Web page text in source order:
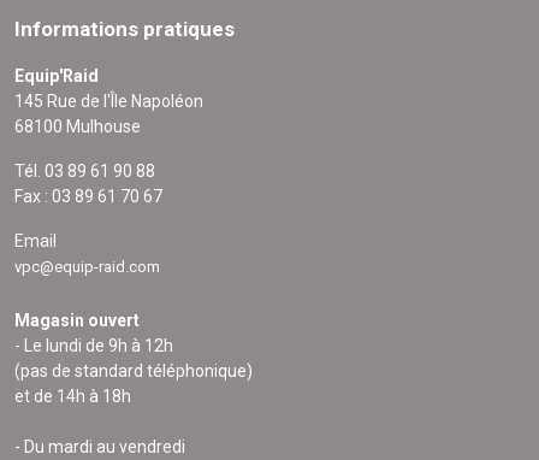
Informations pratiques
Equip'Raid
145 Rue de l'Île Napoléon
68100 Mulhouse
Tél. 03 89 61 90 88
Fax : 03 89 61 70 67
Email
vpc@equip-raid.com
Magasin ouvert
- Le lundi de 9h à 12h
(pas de standard téléphonique)
et de 14h à 18h
- Du mardi au vendredi